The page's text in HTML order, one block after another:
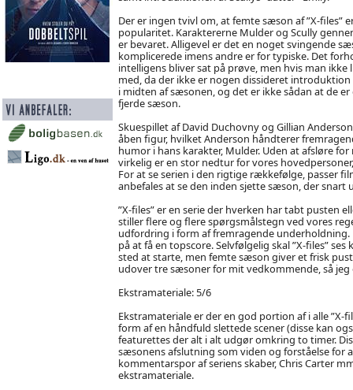
Der er ingen tvivl om, at femte sæson af ”X-
popularitet. Karaktererne Mulder og Scully
er bevaret. Alligevel er det en noget svingende
komplicerede imens andre er for typiske. Det
intelligens bliver sat på prøve, men hvis man
med, da der ikke er nogen dissideret
i midten af sæsonen, og det er ikke sådan at de
fjerde sæson.
Skuespillet af David Duchovny og Gillian
åben figur, hvilket Anderson håndterer
humor i hans karakter, Mulder. Uden at afsløre
virkelig er en stor nedtur for vores
For at se serien i den rigtige rækkefølge, passer
anbefales at se den inden sjette sæson, der snart
”X-files” er en serie der hverken har tabt pusten
stiller flere og flere spørgsmålstegn ved vores
udfordring i form af fremragende
på at få en topscore. Selvfølgelig skal ”X-files”
sted at starte, men femte sæson giver et frisk
udover tre sæsoner for mit vedkommende, så
Ekstramateriale: 5/6
Ekstramateriale er der en god portion af i alle ”X-
form af en håndfuld slettede scener (disse kan
featurettes der alt i alt udgør omkring to timer.
sæsonens afslutning som viden og forståelse for
kommentarspor af seriens skaber, Chris Carter
ekstramateriale.